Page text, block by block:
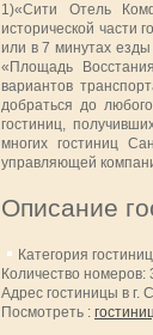
1)«Сити Отель
исторической части
или в 7 минутах езды
«Площадь
вариантов
добраться до
гостиниц,
многих гостиниц
управляющей
Описание
Категория
Количество номеров:
Адрес гостиницы в г.
Посмотреть :